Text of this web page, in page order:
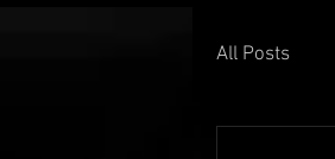
All Posts